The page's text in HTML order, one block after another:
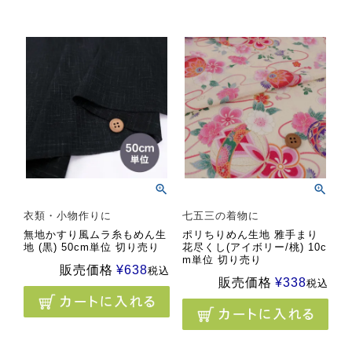
衣類・小物作りに
無地かすり風ムラ糸もめん生
地 (黒) 50cm単位 切り売り
販売価格 ¥638税込
七五三の着物に
ポリちりめん生地 雅手まり
花尽くし(アイボリー/桃) 10c
m単位 切り売り
販売価格 ¥338税込